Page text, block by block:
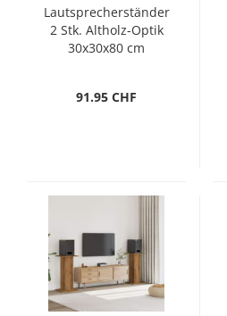
Lautsprecherständer
2 Stk. Altholz-Optik
30x30x80 cm
91.95 CHF